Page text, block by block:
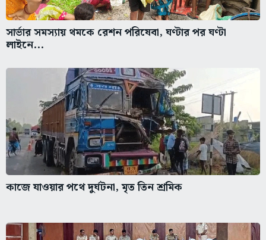
সার্ভার সমস্যায় থমকে রেশন পরিষেবা, ঘণ্টার পর ঘণ্টা
লাইনে...
কাজে যাওয়ার পথে দুর্ঘটনা, মৃত তিন শ্রমিক